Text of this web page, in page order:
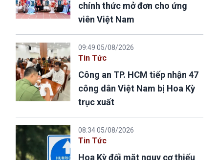
chính thức mở đơn cho ứng
viên Việt Nam
09:49 05/08/2026
Tin Tức
Công an TP. HCM tiếp nhận 47
công dân Việt Nam bị Hoa Kỳ
trục xuất
08:34 05/08/2026
Tin Tức
Hoa Kỳ đối mặt nguy cơ thiếu